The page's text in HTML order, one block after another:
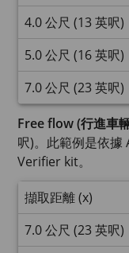
4.0 公尺 (13 英呎)
5.0 公尺 (16 英呎)
7.0 公尺 (23 英呎)
Free flow (行進車
呎)。此範例是依據
Verifier kit。
擷取距離 (x)
7.0 公尺 (23 英呎)